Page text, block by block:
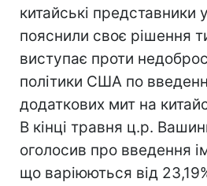
китайські представники
пояснили своє рішення
виступає проти
політики США по
додаткових мит на
В кінці травня ц.р.
оголосив про введення
що варіюються від